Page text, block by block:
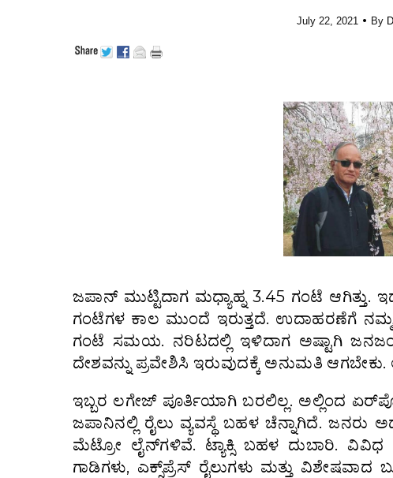
July 22, 2021 • By
ಜಪಾನ್ ಮುಟ್ಟಿದಾಗ ಮಧ್ಯಾಹ್ನ 3.45 ಗಂಟೆ
ಗಂಟೆಗಳ ಕಾಲ ಮುಂದೆ ಇರುತ್ತದೆ. ಉದಾಹರಣೆಗೆ
ಗಂಟೆ ಸಮಯ. ನರಿಟದಲ್ಲಿ ಇಳಿದಾಗ ಅಷ್ಟಾಗಿ
ದೇಶವನ್ನು ಪ್ರವೇಶಿಸಿ ಇರುವುದಕ್ಕೆ ಅನುಮತಿ
ಇಬ್ಬರ ಲಗೇಜ್ ಪೂರ್ತಿಯಾಗಿ ಬರಲಿಲ್ಲ. ಅಲ್ಲಿಂದ
ಜಪಾನಿನಲ್ಲಿ ರೈಲು ವ್ಯವಸ್ಥೆ ಬಹಳ ಚೆನ್ನಾಗಿದೆ.
ಮೆಟ್ರೋ ಲೈನ್‌ಗಳಿವೆ. ಟ್ಯಾಕ್ಸಿ ಬಹಳ ದುಬಾರಿ.
ಗಾಡಿಗಳು, ಎಕ್ಸ್‌ಪ್ರೆಸ್ ರೈಲುಗಳು ಮತ್ತು